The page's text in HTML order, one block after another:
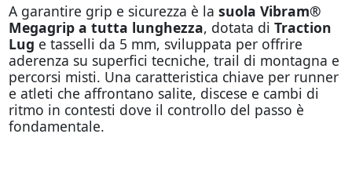
A garantire grip e sicurezza è la suola Vibram®
Megagrip a tutta lunghezza, dotata di Traction
Lug e tasselli da 5 mm, sviluppata per offrire
aderenza su superfici tecniche, trail di montagna e
percorsi misti. Una caratteristica chiave per runner
e atleti che affrontano salite, discese e cambi di
ritmo in contesti dove il controllo del passo è
fondamentale.